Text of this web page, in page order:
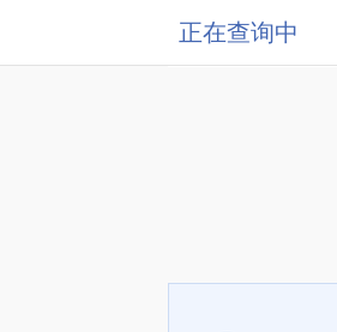
正在查询中